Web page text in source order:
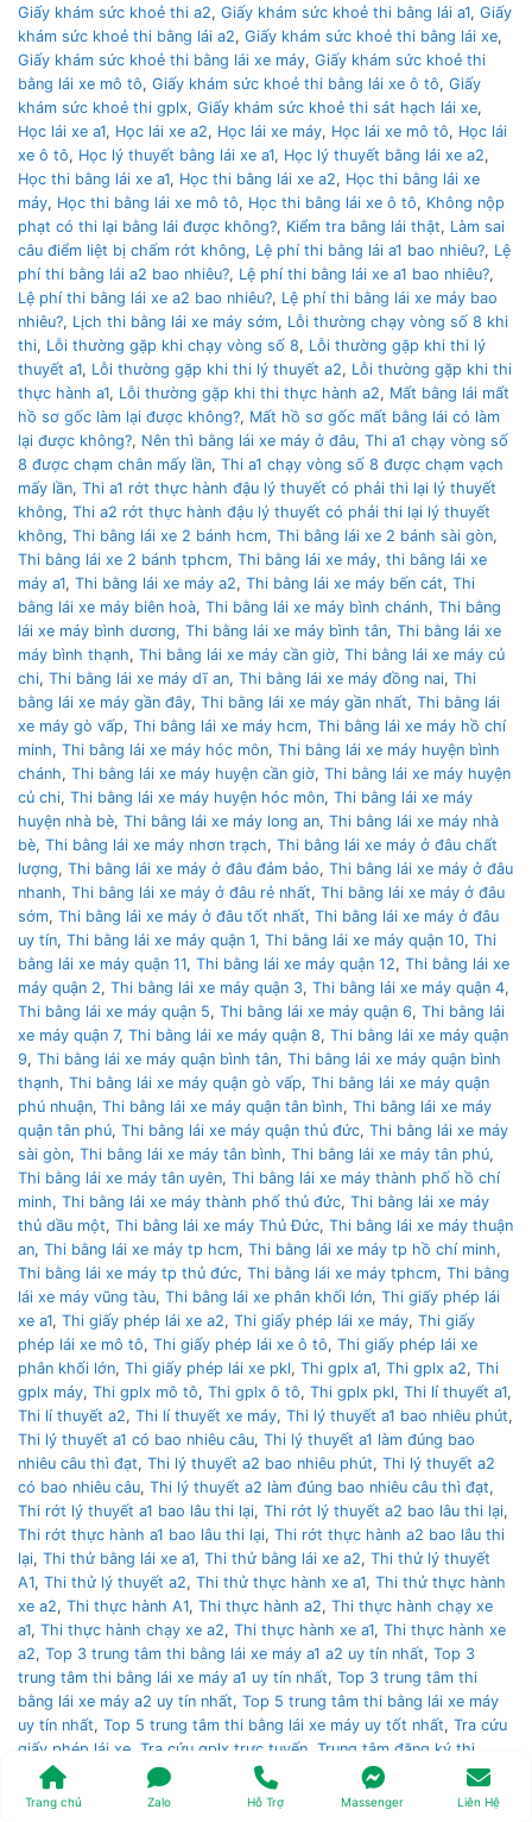
Giấy khám sức khoẻ thi a2, Giấy khám sức khoẻ thi bằng lái a1, Giấy
khám sức khoẻ thi bằng lái a2, Giấy khám sức khoẻ thi bằng lái xe,
Giấy khám sức khoẻ thi bằng lái xe máy, Giấy khám sức khoẻ thi
bằng lái xe mô tô, Giấy khám sức khoẻ thi bằng lái xe ô tô, Giấy
khám sức khoẻ thi gplx, Giấy khám sức khoẻ thi sát hạch lái xe,
Học lái xe a1, Học lái xe a2, Học lái xe máy, Học lái xe mô tô, Học lái
xe ô tô, Học lý thuyết bằng lái xe a1, Học lý thuyết bằng lái xe a2,
Học thi bằng lái xe a1, Học thi bằng lái xe a2, Học thi bằng lái xe
máy, Học thi bằng lái xe mô tô, Học thi bằng lái xe ô tô, Không nộp
phạt có thi lại bằng lái được không?, Kiểm tra bằng lái thật, Làm sai
câu điểm liệt bị chấm rớt không, Lệ phí thi bằng lái a1 bao nhiêu?, Lệ
phí thi bằng lái a2 bao nhiêu?, Lệ phí thi bằng lái xe a1 bao nhiêu?,
Lệ phí thi bằng lái xe a2 bao nhiêu?, Lệ phí thi bằng lái xe máy bao
nhiêu?, Lịch thi bằng lái xe máy sớm, Lỗi thường chạy vòng số 8 khi
thi, Lỗi thường gặp khi chạy vòng số 8, Lỗi thường gặp khi thi lý
thuyết a1, Lỗi thường gặp khi thi lý thuyết a2, Lỗi thường gặp khi thi
thực hành a1, Lỗi thường gặp khi thi thực hành a2, Mất bằng lái mất
hồ sơ gốc làm lại được không?, Mất hồ sơ gốc mất bằng lái có làm
lại được không?, Nên thì bằng lái xe máy ở đâu, Thi a1 chạy vòng số
8 được chạm chân mấy lần, Thi a1 chạy vòng số 8 được chạm vạch
mấy lần, Thi a1 rớt thực hành đậu lý thuyết có phải thi lại lý thuyết
không, Thi a2 rớt thực hành đậu lý thuyết có phải thi lại lý thuyết
không, Thi bằng lái xe 2 bánh hcm, Thi bằng lái xe 2 bánh sài gòn,
Thi bằng lái xe 2 bánh tphcm, Thi bằng lái xe máy, thi bằng lái xe
máy a1, Thi bằng lái xe máy a2, Thi bằng lái xe máy bến cát, Thi
bằng lái xe máy biên hoà, Thi bằng lái xe máy bình chánh, Thi bằng
lái xe máy bình dương, Thi bằng lái xe máy bình tân, Thi bằng lái xe
máy bình thạnh, Thi bằng lái xe máy cần giờ, Thi bằng lái xe máy củ
chi, Thi bằng lái xe máy dĩ an, Thi bằng lái xe máy đồng nai, Thi
bằng lái xe máy gần đây, Thi bằng lái xe máy gần nhất, Thi bằng lái
xe máy gò vấp, Thi bằng lái xe máy hcm, Thi bằng lái xe máy hồ chí
minh, Thi bằng lái xe máy hóc môn, Thi bằng lái xe máy huyện bình
chánh, Thi bằng lái xe máy huyện cần giờ, Thi bằng lái xe máy huyện
củ chi, Thi bằng lái xe máy huyện hóc môn, Thi bằng lái xe máy
huyện nhà bè, Thi bằng lái xe máy long an, Thi bằng lái xe máy nhà
bè, Thi bằng lái xe máy nhơn trạch, Thi bằng lái xe máy ở đâu chất
lượng, Thi bằng lái xe máy ở đâu đảm bảo, Thi bằng lái xe máy ở đâu
nhanh, Thi bằng lái xe máy ở đâu rẻ nhất, Thi bằng lái xe máy ở đâu
sớm, Thi bằng lái xe máy ở đâu tốt nhất, Thi bằng lái xe máy ở đâu
uy tín, Thi bằng lái xe máy quận 1, Thi bằng lái xe máy quận 10, Thi
bằng lái xe máy quận 11, Thi bằng lái xe máy quận 12, Thi bằng lái xe
máy quận 2, Thi bằng lái xe máy quận 3, Thi bằng lái xe máy quận 4,
Thi bằng lái xe máy quận 5, Thi bằng lái xe máy quận 6, Thi bằng lái
xe máy quận 7, Thi bằng lái xe máy quận 8, Thi bằng lái xe máy quận
9, Thi bằng lái xe máy quận bình tân, Thi bằng lái xe máy quận bình
thạnh, Thi bằng lái xe máy quận gò vấp, Thi bằng lái xe máy quận
phú nhuận, Thi bằng lái xe máy quận tân bình, Thi bằng lái xe máy
quận tân phú, Thi bằng lái xe máy quận thủ đức, Thi bằng lái xe máy
sài gòn, Thi bằng lái xe máy tân bình, Thi bằng lái xe máy tân phú,
Thi bằng lái xe máy tân uyên, Thi bằng lái xe máy thành phố hồ chí
minh, Thi bằng lái xe máy thành phố thủ đức, Thi bằng lái xe máy
thủ dầu một, Thi bằng lái xe máy Thủ Đức, Thi bằng lái xe máy thuận
an, Thi bằng lái xe máy tp hcm, Thi bằng lái xe máy tp hồ chí minh,
Thi bằng lái xe máy tp thủ đức, Thi bằng lái xe máy tphcm, Thi bằng
lái xe máy vũng tàu, Thi bằng lái xe phân khối lớn, Thi giấy phép lái
xe a1, Thi giấy phép lái xe a2, Thi giấy phép lái xe máy, Thi giấy
phép lái xe mô tô, Thi giấy phép lái xe ô tô, Thi giấy phép lái xe
phân khối lớn, Thi giấy phép lái xe pkl, Thi gplx a1, Thi gplx a2, Thi
gplx máy, Thi gplx mô tô, Thi gplx ô tô, Thi gplx pkl, Thi lí thuyết a1,
Thi lí thuyết a2, Thi lí thuyết xe máy, Thi lý thuyết a1 bao nhiêu phút,
Thi lý thuyết a1 có bao nhiêu câu, Thi lý thuyết a1 làm đúng bao
nhiêu câu thì đạt, Thi lý thuyết a2 bao nhiêu phút, Thi lý thuyết a2
có bao nhiêu câu, Thi lý thuyết a2 làm đúng bao nhiêu câu thì đạt,
Thi rớt lý thuyết a1 bao lâu thi lại, Thi rớt lý thuyết a2 bao lâu thi lại,
Thi rớt thực hành a1 bao lâu thi lại, Thi rớt thực hành a2 bao lâu thi
lại, Thi thử bằng lái xe a1, Thi thử bằng lái xe a2, Thi thử lý thuyết
A1, Thi thử lý thuyết a2, Thi thử thực hành xe a1, Thi thử thực hành
xe a2, Thi thực hành A1, Thi thực hành a2, Thi thực hành chạy xe
a1, Thi thực hành chạy xe a2, Thi thực hành xe a1, Thi thực hành xe
a2, Top 3 trung tâm thi bằng lái xe máy a1 a2 uy tín nhất, Top 3
trung tâm thi bằng lái xe máy a1 uy tín nhất, Top 3 trung tâm thi
bằng lái xe máy a2 uy tín nhất, Top 5 trung tâm thi bằng lái xe máy
uy tín nhất, Top 5 trung tâm thi bằng lái xe máy uy tốt nhất, Tra cứu
giấy phép lái xe Tra cứu gplx trực tuyến Trung tâm đăng ký thi
bằng lái xe nào uy tín nhất
Trung tâm thi bằng lái trung ương 3,
Trung tâm thi bằng lái xe á châu,Trung tâm thi bằng lái xe an cư
Trang chủ Zalo Hỗ Trợ Massenger Liên Hệ